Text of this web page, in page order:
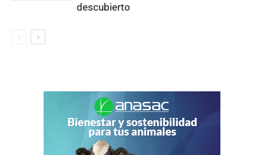
descubierto